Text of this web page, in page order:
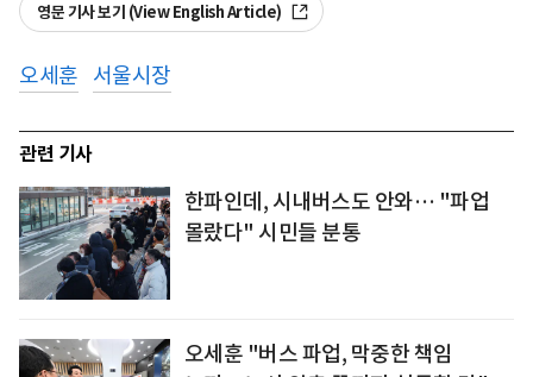
영문 기사 보기 (View English Article)
오세훈 서울시장
관련 기사
한파인데, 시내버스도 안와… "파업
몰랐다" 시민들 분통
오세훈 "버스 파업, 막중한 책임